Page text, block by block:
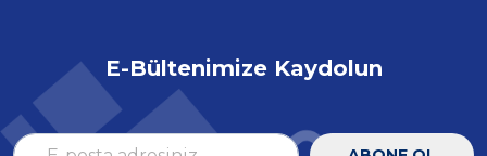
E-Bültenimize Kaydolun